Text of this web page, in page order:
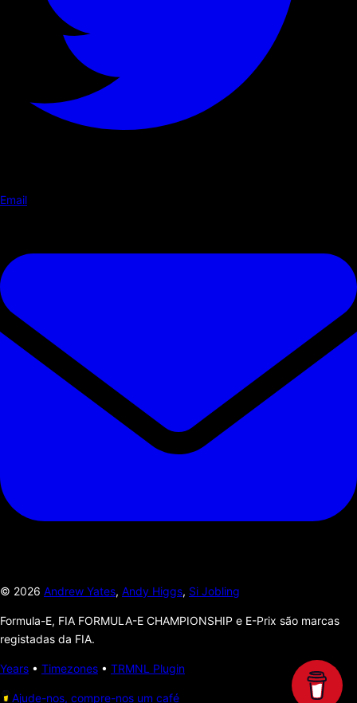
Email
© 2026 Andrew Yates, Andy Higgs, Si Jobling
Formula-E, FIA FORMULA-E CHAMPIONSHIP e E-Prix são marcas
registadas da FIA.
Years • Timezones • TRMNL Plugin
Ajude-nos, compre-nos um café